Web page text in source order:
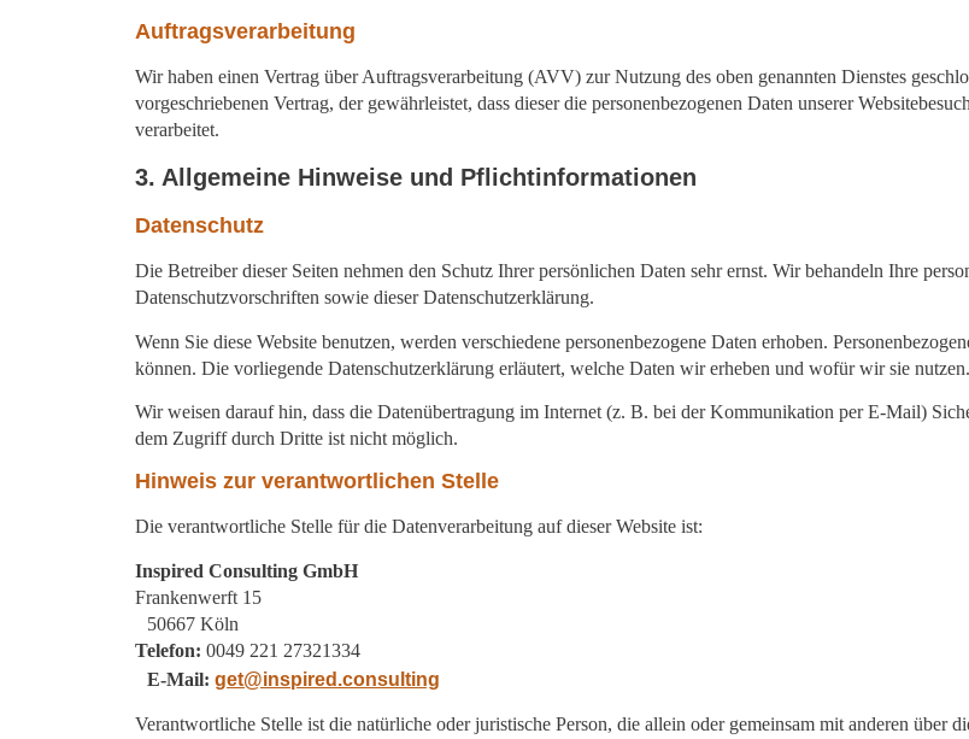
Auftragsverarbeitung
Wir haben einen Vertrag über Auftragsverarbeitung (AVV) zur Nutzung des oben genannten Dienstes
vorgeschriebenen Vertrag, der gewährleistet, dass dieser die personenbezogenen Daten unserer
verarbeitet.
3. Allgemeine Hinweise und Pflichtinformationen
Datenschutz
Die Betreiber dieser Seiten nehmen den Schutz Ihrer persönlichen Daten sehr ernst. Wir behandeln Ihre
Datenschutzvorschriften sowie dieser Datenschutzerklärung.
Wenn Sie diese Website benutzen, werden verschiedene personenbezogene Daten erhoben.
können. Die vorliegende Datenschutzerklärung erläutert, welche Daten wir erheben und wofür wir sie
Wir weisen darauf hin, dass die Datenübertragung im Internet (z. B. bei der Kommunikation per E-Mail)
dem Zugriff durch Dritte ist nicht möglich.
Hinweis zur verantwortlichen Stelle
Die verantwortliche Stelle für die Datenverarbeitung auf dieser Website ist:
Inspired Consulting GmbH
Frankenwerft 15
50667 Köln
Telefon: 0049 221 27321334
E-Mail: get@inspired.consulting
Verantwortliche Stelle ist die natürliche oder juristische Person, die allein oder gemeinsam mit anderen über